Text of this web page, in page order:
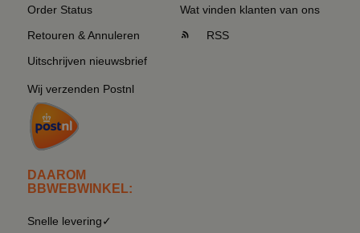
Order Status
Retouren & Annuleren
Uitschrijven nieuwsbrief
Wij verzenden Postnl
DAAROM
BBWEBWINKEL:
Snelle levering✓
Wat vinden klanten van ons
RSS